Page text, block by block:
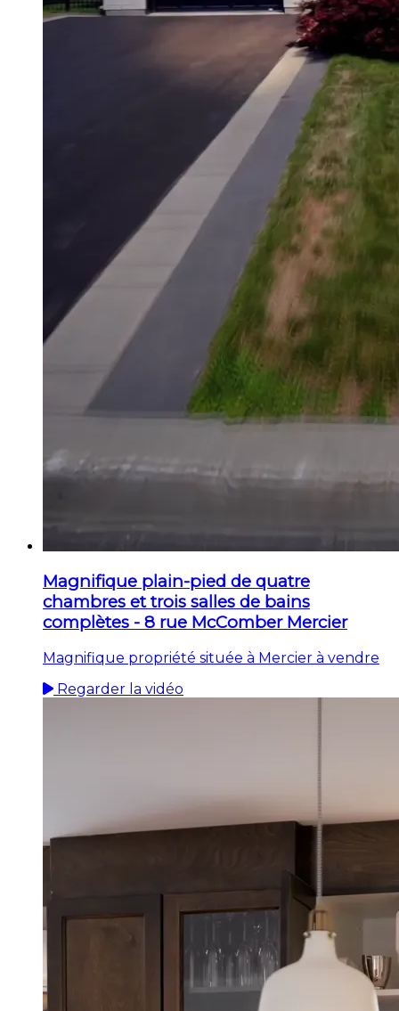
Magnifique plain-pied de quatre
chambres et trois salles de bains
complètes - 8 rue McComber Mercier
Magnifique propriété située à Mercier à vendre
Regarder la vidéo